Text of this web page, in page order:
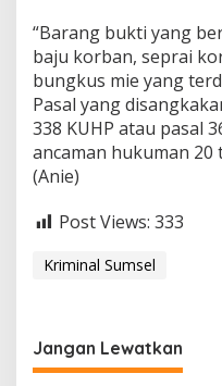
“Barang bukti yang
baju korban, seprai
bungkus mie yang
Pasal yang
338 KUHP atau pasal
ancaman hukuman 20
(Anie)
Post Views: 333
Kriminal Sumsel
Jangan Lewatkan